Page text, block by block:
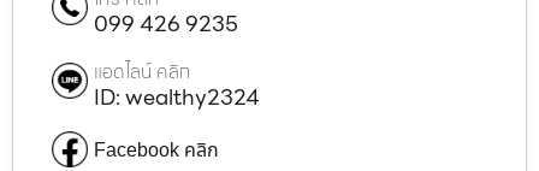
099 426 9235
แอดไลน์ คลิก
ID: wealthy2324
Facebook คลิก